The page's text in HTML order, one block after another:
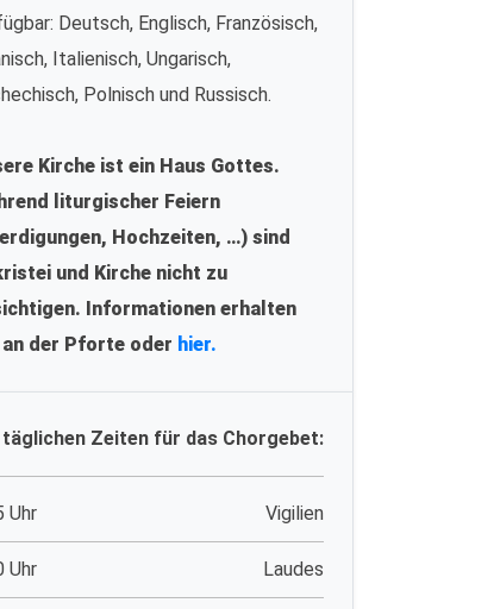
Deutsch, Englisch, Französisch,
Italienisch, Ungarisch,
Polnisch und Russisch.
Kirche ist ein Haus Gottes.
liturgischer Feiern
Hochzeiten, …) sind
und Kirche nicht zu
Informationen erhalten
an der Pforte oder hier.
täglichen Zeiten für das Chorgebet:
Uhr Vigilien
Uhr Laudes